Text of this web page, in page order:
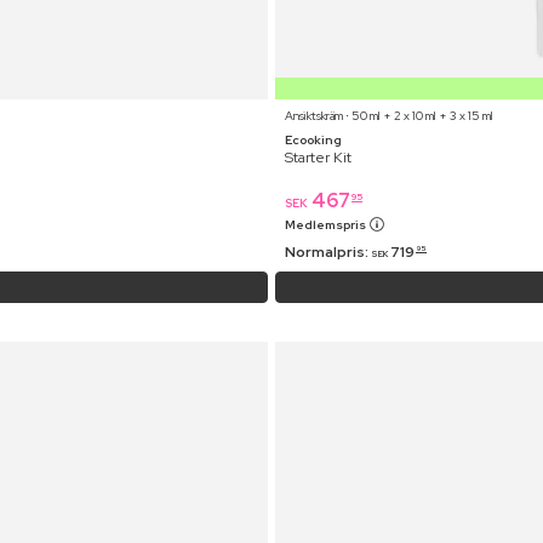
Ansiktskräm ⋅ 50 ml + 2 x 10 ml + 3 x 15 ml
Ecooking
Starter Kit
SEK 467 95
Medlemspris
Normalpris: SEK 719 95